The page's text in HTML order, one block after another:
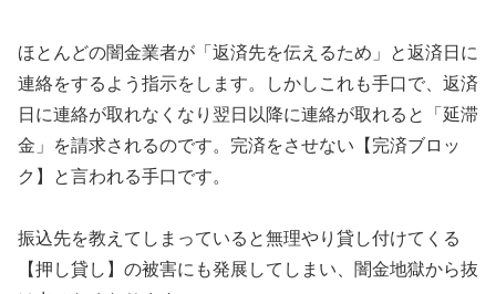
ほとんどの闇金業者が「返済先を伝えるため」と返済日に
連絡をするよう指示をします。しかしこれも手口で、返済
日に連絡が取れなくなり翌日以降に連絡が取れると「延滞
金」を請求されるのです。完済をさせない【完済ブロッ
ク】と言われる手口です。
振込先を教えてしまっていると無理やり貸し付けてくる
【押し貸し】の被害にも発展してしまい、闇金地獄から抜